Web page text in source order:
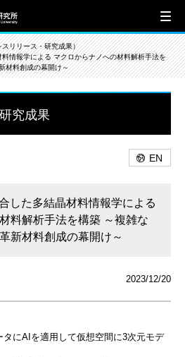
リリース・研究成果）
情報学による マクロからナノへの材料解析手法を
材料創成の幕開け～
究成果
EN
した多結晶材料情報学による
料解析手法を構築 ～複雑な
新材料創成の幕開け～
2023/12/20
タにAIを適用して仮想空間に3次元モデ